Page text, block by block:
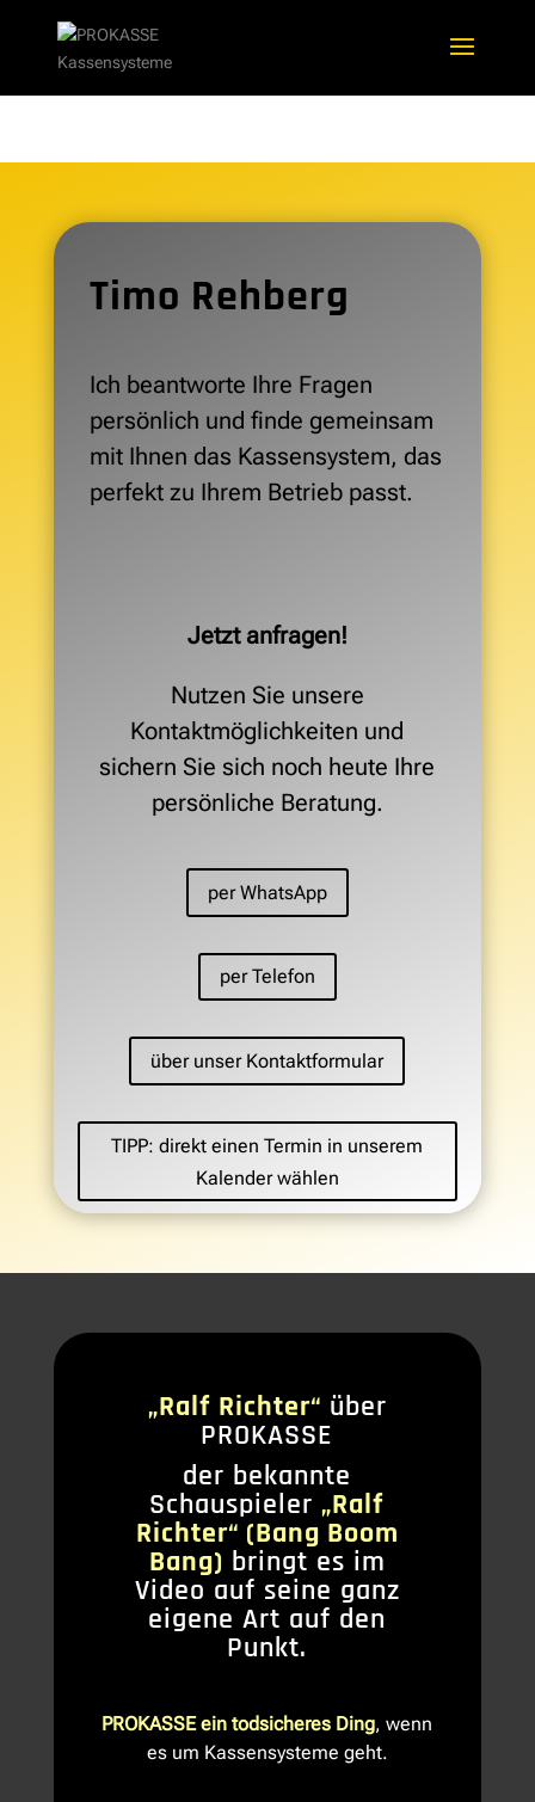
Timo Rehberg
Ich beantworte Ihre Fragen
persönlich und finde gemeinsam
mit Ihnen das Kassensystem, das
perfekt zu Ihrem Betrieb passt.
Jetzt anfragen!
Nutzen Sie unsere
Kontaktmöglichkeiten und
sichern Sie sich noch heute Ihre
persönliche Beratung.
per WhatsApp
per Telefon
über unser Kontaktformular
TIPP: direkt einen Termin in unserem
Kalender wählen
„Ralf Richter“ über
PROKASSE
der bekannte
Schauspieler„Ralf
Richter“ (Bang Boom
Bang) bringt es im
Video auf seine ganz
eigene Art auf den
Punkt.
PROKASSE ein todsicheres Ding, wenn
es um Kassensysteme geht.